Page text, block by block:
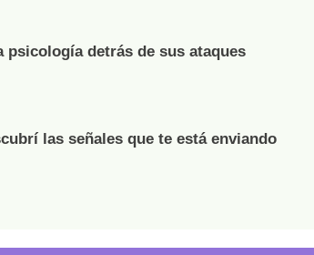
detrás de sus ataques
las señales que te está enviando